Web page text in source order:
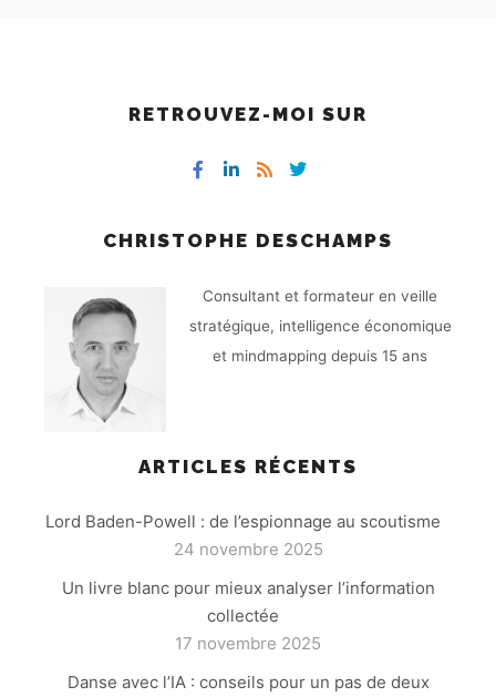
RETROUVEZ-MOI SUR
CHRISTOPHE DESCHAMPS
Consultant et formateur en veille
stratégique, intelligence économique
et mindmapping depuis 15 ans
ARTICLES RÉCENTS
Lord Baden-Powell : de l’espionnage au scoutisme
24 novembre 2025
Un livre blanc pour mieux analyser l’information
collectée
17 novembre 2025
Danse avec l’IA : conseils pour un pas de deux